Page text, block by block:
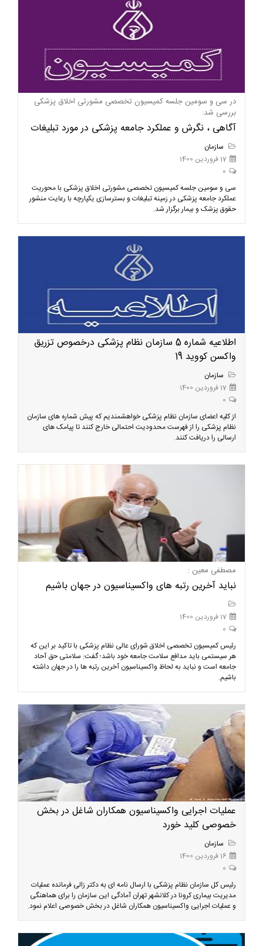
در سی و سومین جلسه کمیسیون تخصصی مشورتی اخلاق پزشکی
بررسی شد:
آگاهی ، نگرش و عملکرد جامعه پزشکی در مورد تبلیغات
سازمان
17 فروردین 1400
0
سی و سومین جلسه کمیسیون تخصصی مشورتی اخلاق پزشکی با محوریت
عملکرد جامعه پزشکی در زمینه تبلیغات و بسترسازی یکپارچه با رعایت منشور
حقوق پزشک و بیمار برگزار شد.
اطلاعیه شماره 5 سازمان نظام پزشکی درخصوص تزریق
واکسن کووید 19
سازمان
17 فروردین 1400
0
از کلیه اعضای سازمان نظام پزشکی خواهشمندیم که پیش شماره های سازمان
نظام پزشکی را از فهرست محدودیت احتمالی خارج کنند تا پیامک های
ارسالی را دریافت کنند.
مصطفی معین :
نباید آخرین رتبه های واکسیناسیون در جهان باشیم
17 فروردین 1400
0
رئیس کمیسیون تخصصی اخلاق شورای عالی نظام پزشکی با تاکید بر این که
هر سیستمی باید مدافع سلامت جامعه خود باشد؛ گفت: سلامتی حق آحاد
جامعه است و نباید به لحاظ واکسیناسیون آخرین رتبه ها را در جهان داشته
باشیم.
عملیات اجرایی واکسیناسیون همکاران شاغل در بخش
خصوصی کلید خورد
سازمان
16 فروردین 1400
0
رئیس کل سازمان نظام پزشکی با ارسال نامه ای به دکتر زالی فرمانده عملیات
مدیریت بیماری کرونا در کلانشهر تهران آمادگی این سازمان را برای هماهنگی
و عملیات اجرایی واکسیناسیون همکاران شاغل در بخش خصوصی اعلام نمود.